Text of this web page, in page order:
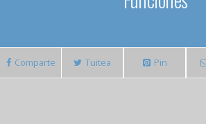
Comparte Tuitea Pin